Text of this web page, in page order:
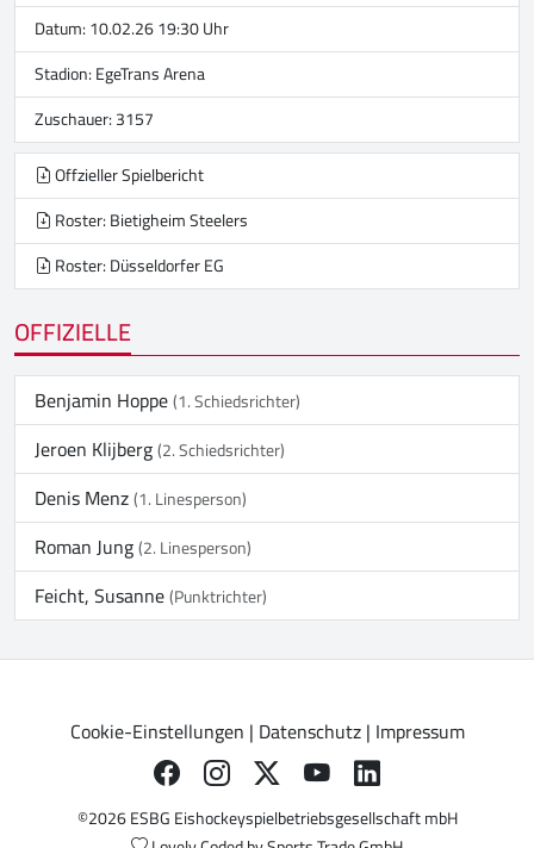
Datum: 10.02.26 19:30 Uhr
Stadion:EgeTrans Arena
Zuschauer: 3157
Offzieller Spielbericht
Roster: Bietigheim Steelers
Roster: Düsseldorfer EG
OFFIZIELLE
Benjamin Hoppe(1. Schiedsrichter)
Jeroen Klijberg(2. Schiedsrichter)
Denis Menz(1. Linesperson)
Roman Jung(2. Linesperson)
Feicht, Susanne(Punktrichter)
Cookie-Einstellungen | Datenschutz| Impressum
©2026 ESBG Eishockeyspielbetriebsgesellschaft mbH